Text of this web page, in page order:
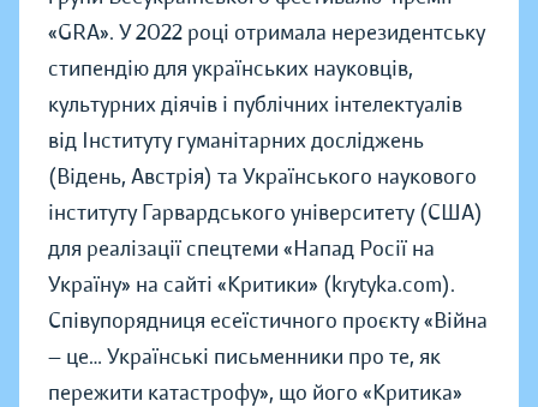
«GRA». У 2022 році отримала нерезидентську
стипендію для українських науковців,
культурних діячів і публічних інтелектуалів
від Інституту гуманітарних досліджень
(Відень, Австрія) та Українського наукового
інституту Гарвардського університету (США)
для реалізації спецтеми «Напад Росії на
Україну» на сайті «Критики» (krytyka.com).
Співупорядниця есеїстичного проєкту «Війна
— це… Українські письменники про те, як
пережити катастрофу», що його «Критика»